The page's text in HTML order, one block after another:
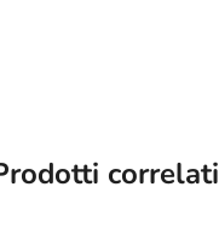
correlati